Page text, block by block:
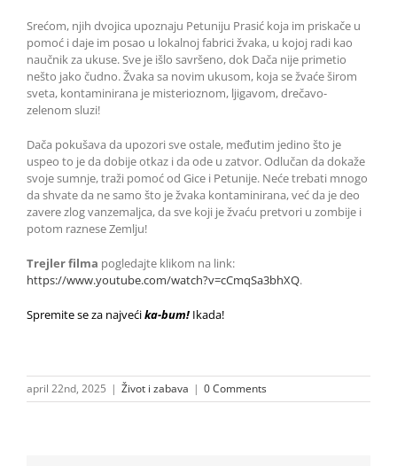
Srećom, njih dvojica upoznaju Petuniju Prasić koja im priskače u
pomoć i daje im posao u lokalnoj fabrici žvaka, u kojoj radi kao
naučnik za ukuse. Sve je išlo savršeno, dok Dača nije primetio
nešto jako čudno. Žvaka sa novim ukusom, koja se žvaće širom
sveta, kontaminirana je misterioznom, ljigavom, drečavo-
zelenom sluzi!
Dača pokušava da upozori sve ostale, međutim jedino što je
uspeo to je da dobije otkaz i da ode u zatvor. Odlučan da dokaže
svoje sumnje, traži pomoć od Gice i Petunije. Neće trebati mnogo
da shvate da ne samo što je žvaka kontaminirana, već da je deo
zavere zlog vanzemaljca, da sve koji je žvaću pretvori u zombije i
potom raznese Zemlju!
Trejler filma pogledajte klikom na link:
https://www.youtube.com/watch?v=cCmqSa3bhXQ.
Spremite se za najvećika-bum! Ikada!
april 22nd, 2025 | Život i zabava | 0 Comments